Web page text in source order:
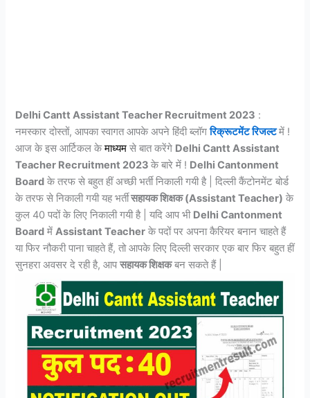
Delhi Cantt Assistant Teacher Recruitment 2023 :
नमस्कार दोस्तों, आपका स्वागत आपके अपने हिंदी ब्लॉगरिक्रूटमेंट रिजल्टमें !
आज के इस आर्टिकल केमाध्यमसे बात करेंगे Delhi Cantt Assistant
Teacher Recruitment 2023 के बारे में ! Delhi Cantonment
Board के तरफ से बहुत हीं अच्छी भर्ती निकाली गयी है | दिल्ली कैंटोनमेंट बोर्ड
के तरफ से निकाली गयी यह भर्तीसहायक शिक्षक (Assistant Teacher) के
कुल 40 पदों के लिए निकाली गयी है | यदि आप भी Delhi Cantonment
Board मेंAssistant Teacher के पदों पर अपना कैरियर बनान चाहते हैं
या फिर नौकरी पाना चाहते हैं, तो आपके लिए दिल्ली सरकार एक बार फिर बहुत हीं
सुनहरा अवसर दे रही है, आपसहायक शिक्षकबन सकते हैं |